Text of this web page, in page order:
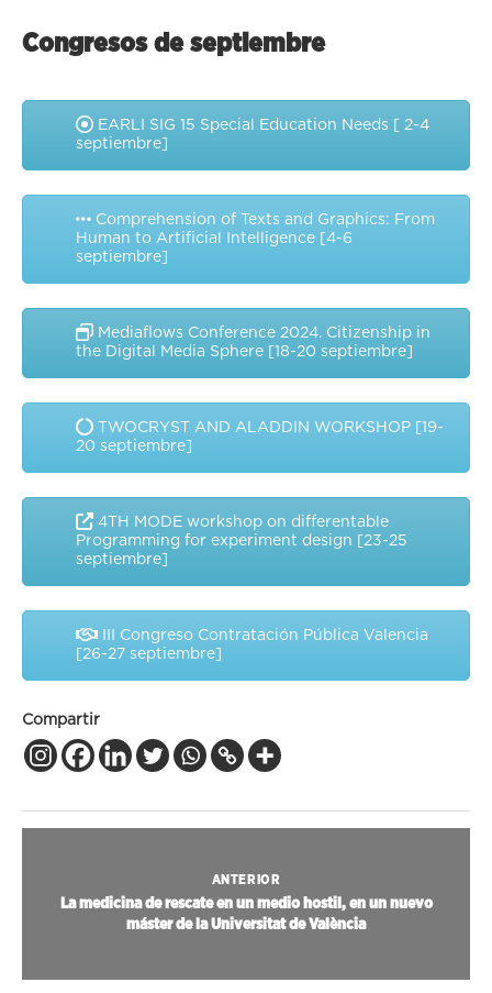
Congresos de septiembre
EARLI SIG 15 Special Education Needs [ 2-4
septiembre]
Comprehension of Texts and Graphics: From
Human to Artificial Intelligence [4-6
septiembre]
Mediaflows Conference 2024. Citizenship in
the Digital Media Sphere [18-20 septiembre]
TWOCRYST AND ALADDIN WORKSHOP [19-
20 septiembre]
4TH MODE workshop on differentable
Programming for experiment design [23-25
septiembre]
III Congreso Contratación Pública Valencia
[26-27 septiembre]
Compartir
ANTERIOR
La medicina de rescate en un medio hostil, en un nuevo
máster de la Universitat de València